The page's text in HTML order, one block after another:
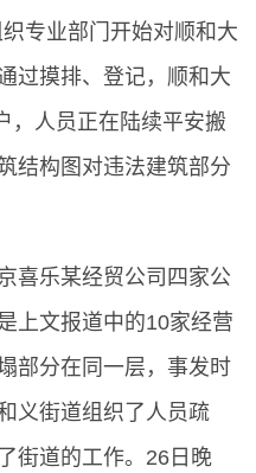
专业部门开始对顺和大
过摸排、登记，顺和大
，人员正在陆续平安搬
结构图对违法建筑部分
喜乐某经贸公司四家公
上文报道中的10家经营
部分在同一层，事发时
义街道组织了人员疏
街道的工作。26日晚